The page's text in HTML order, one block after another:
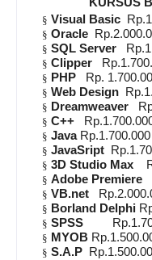
§ Visual Basic
§ Oracle
§ SQL Server
§ Clipper
§ PHP Rp.
§ Web Design
§ Dreamweaver
§ C++
§ Java Rp.1.700.000
§ JavaSript
§ 3D Studio Max
§ Adobe Premiere
§ VB.net
§ Borland Delphi
§ SPSS
§ MYOB
§ S.A.P